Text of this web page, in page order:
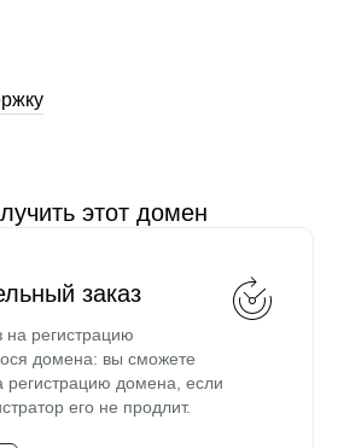
этот домен
заказ
регистрацию
домена: вы сможете
регистрацию домена, если
его не продлит.